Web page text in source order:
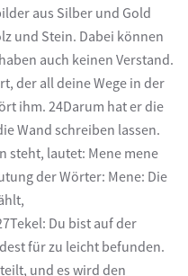
aus Silber und Gold
und Stein. Dabei können
auch keinen Verstand.
der all deine Wege in der
ihm. 24Darum hat er die
Wand schreiben lassen.
steht, lautet: Mene mene
der Wörter: Mene: Die
Du bist auf der
für zu leicht befunden.
und es wird den